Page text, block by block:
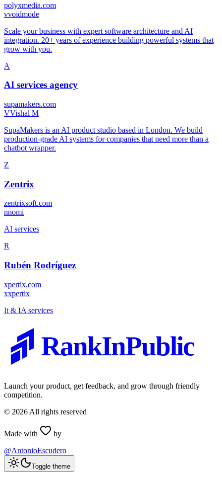
polyxmedia.com
vvoidmode
Scale your business with expert software architecture and AI
integration. 20+ years of experience building powerful systems that
grow with you.
A
AI services agency
supamakers.com
VVishal M
SupaMakers is an AI product studio based in London. We build
production-grade AI systems for companies that need more than a
chatbot wrapper.
Z
Zentrix
zentrixsoft.com
nnomi
AI services
R
Rubén Rodríguez
xpertix.com
xxpertix
It & IA services
RankInPublic
Launch your product, get feedback, and grow through friendly
competition.
© 2026 All rights reserved
Made with
by
@AntonioEscudero
Toggle theme